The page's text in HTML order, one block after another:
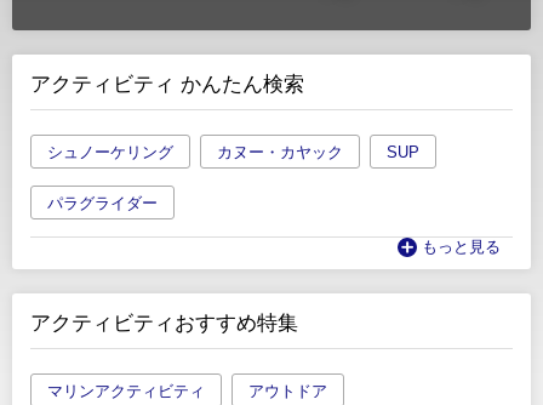
アクティビティ かんたん検索
シュノーケリング カヌー・カヤック SUP
パラグライダー
もっと見る
アクティビティおすすめ特集
マリンアクティビティ アウトドア